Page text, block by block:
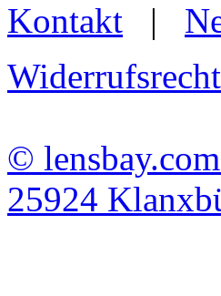
Kontakt |
Widerrufsrecht
©
25924